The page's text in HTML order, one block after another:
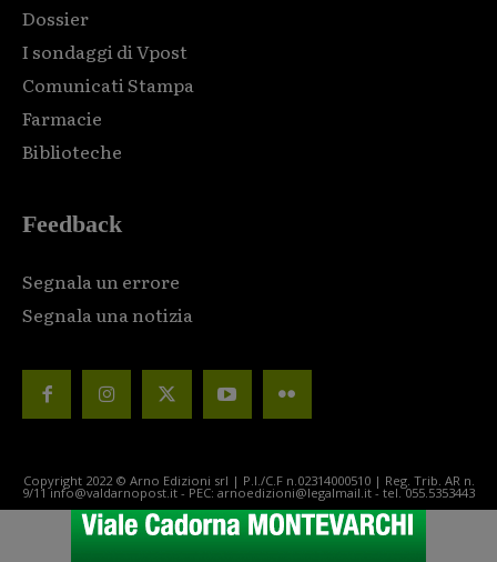
Dossier
I sondaggi di Vpost
Comunicati Stampa
Farmacie
Biblioteche
Feedback
Segnala un errore
Segnala una notizia
Copyright 2022 © Arno Edizioni srl | P.I./C.F n.02314000510 | Reg. Trib. AR n.
9/11 info@valdarnopost.it - PEC: arnoedizioni@legalmail.it - tel. 055.5353443